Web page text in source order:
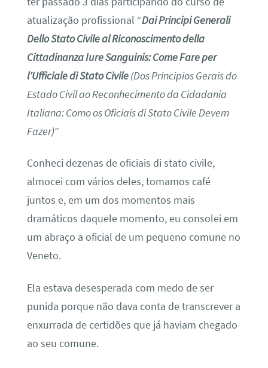
atualização profissional “Dai Principi Generali
Dello Stato Civile al Riconoscimento della
Cittadinanza Iure Sanguinis: Come Fare per
l’Ufficiale di Stato Civile(Dos Principios Gerais do
Estado Civil ao Reconhecimento da Cidadania
Italiana: Como os Oficiais di Stato Civile Devem
Fazer)”
Conheci dezenas de oficiais di stato civile,
almocei com vários deles, tomamos café
juntos e, em um dos momentos mais
dramáticos daquele momento, eu consolei em
um abraço a oficial de um pequeno comune no
Veneto.
Ela estava desesperada com medo de ser
punida porque não dava conta de transcrever a
enxurrada de certidões que já haviam chegado
ao seu comune.